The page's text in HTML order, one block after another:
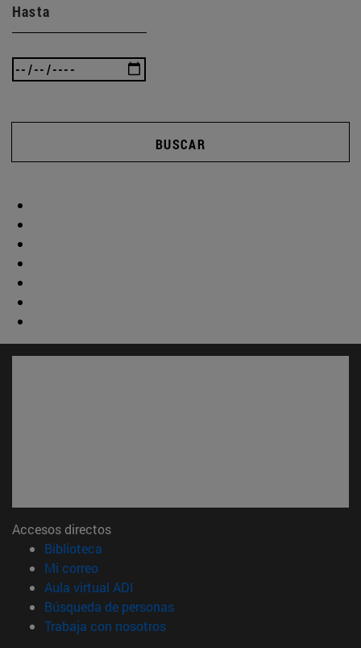
Hasta
BUSCAR
Accesos directos
Biblioteca
Mi correo(abre en nueva ventana)
Aula virtual ADI
Búsqueda de personas(abre en nueva ventana)
Trabaja con nosotros(abre en nueva ventana)